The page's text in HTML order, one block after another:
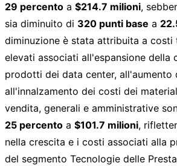
29 percento a $214.7 milioni,
sia diminuito di 320 punti base a
diminuzione è stata attribuita a costi
elevati associati all'espansione della
prodotti dei data center, all'aumento
all'innalzamento dei costi dei
vendita, generali e amministrative
25 percento a $101.7 milioni,
nella crescita e i costi associati alla
del segmento Tecnologie delle